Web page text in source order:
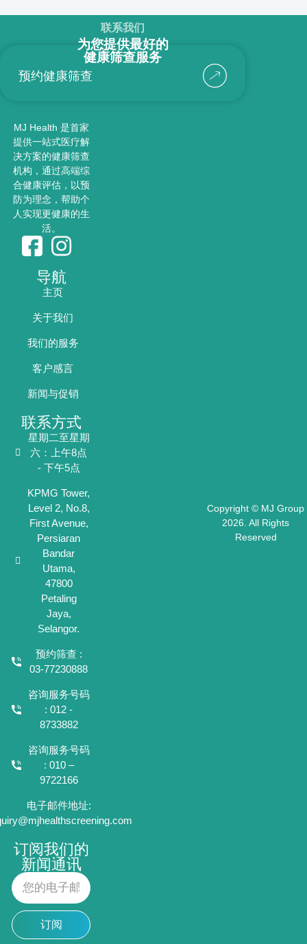
联系我们
为您提供最好的
健康筛查服务
预约健康筛查
MJ Health 是首家
提供一站式医疗解
决方案的健康筛查
机构，通过高端综
合健康评估，以预
防为理念，帮助个
人实现更健康的生
活。
导航
主页
关于我们
我们的服务
客户感言
新闻与促销
联系方式
星期二至星期
六：上午8点
- 下午5点
KPMG Tower,
Level 2, No.8,
First Avenue,
Persiaran
Bandar
Utama,
47800
Petaling
Jaya,
Selangor.
预约筛查 :
03-77230888
咨询服务号码
: 012 -
8733882
咨询服务号码
: 010 –
9722166
电子邮件地址:
订阅我们的
新闻通讯
订阅
Copyright © MJ Group
2026. All Rights
Reserved